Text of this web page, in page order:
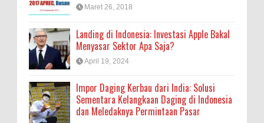
Maret 26, 2018
Landing di Indonesia: Investasi Apple Bakal
Menyasar Sektor Apa Saja?
April 19, 2024
Impor Daging Kerbau dari India: Solusi
Sementara Kelangkaan Daging di Indonesia
dan Meledaknya Permintaan Pasar